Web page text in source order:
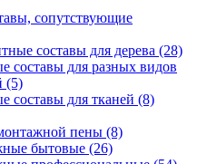
сопутствующие
составы для дерева (28)
составы для разных видов
(5)
составы для тканей (8)
пены (8)
бытовые (26)